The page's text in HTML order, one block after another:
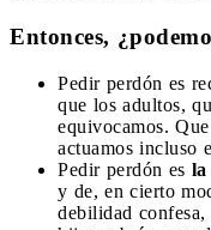
Entonces,
Pedir perdón es
que los adultos,
equivocamos.
actuamos incluso
Pedir perdón es la
y de, en cierto
debilidad confesa,